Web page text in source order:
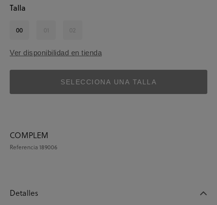
Talla
00 01 02
Ver disponibilidad en tienda
SELECCIONA UNA TALLA
COMPLEM
Referencia 189006
Detalles